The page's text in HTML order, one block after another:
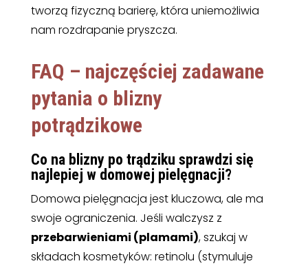
tworzą fizyczną barierę, która uniemożliwia
nam rozdrapanie pryszcza.
FAQ – najczęściej zadawane
pytania o blizny
potrądzikowe
Co na blizny po trądziku sprawdzi się
najlepiej w domowej pielęgnacji?
Domowa pielęgnacja jest kluczowa, ale ma
swoje ograniczenia. Jeśli walczysz z
przebarwieniami (plamami), szukaj w
składach kosmetyków: retinolu (stymuluje